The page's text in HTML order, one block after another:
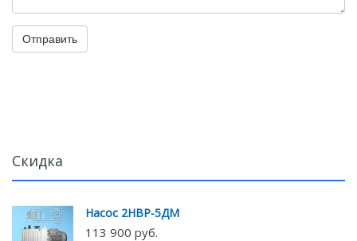
Отправить
Скидка
Насос 2НВР-5ДМ
113 900 руб.